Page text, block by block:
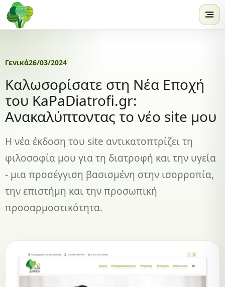
Skip to content
Γενικά26/03/2024
Καλωσορίσατε στη Νέα Εποχή
του KaPaDiatrofi.gr:
Ανακαλύπτοντας το νέο site μου
Η νέα έκδοση του site αντικατοπτρίζει τη
φιλοσοφία μου για τη διατροφή και την υγεία
- μια προσέγγιση βασισμένη στην ισορροπία,
την επιστήμη και την προσωπική
προσαρμοστικότητα.